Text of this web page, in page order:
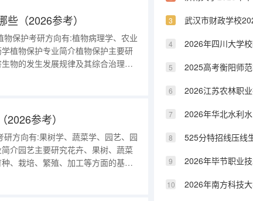
（2026参考）
保护考研方向有:植物病理学、农业
植物保护专业简介植物保护主要研
物的发生发展规律及其综合治理技
物有害生物的鉴定、监测、控制、
参考）
方向有:果树学、蔬菜学、园艺、园
介园艺主要研究花卉、果树、蔬菜
、栽培、繁殖、加工等方面的基本
繁殖、养护、管理等。例如：果